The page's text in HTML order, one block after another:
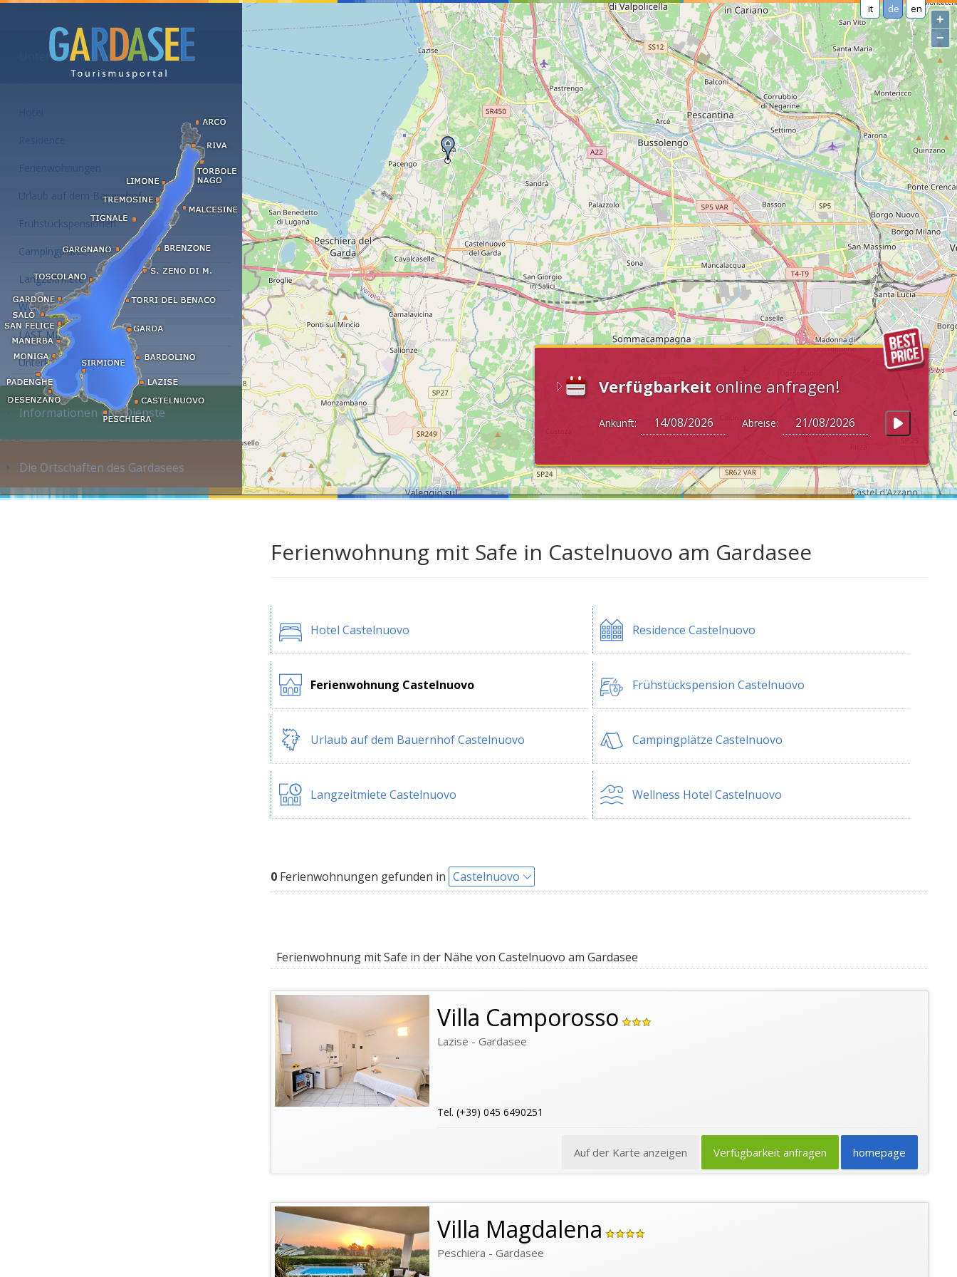
it de en
Verfügbarkeit online anfragen!
Ankunft: Abreise:
+
−
Unterkünfte am Gardasee
Ferienwohnungen
Urlaub auf dem Bauernhof
Frühstückspensionen
Campingplätze
Langzeitmiete
Wellness Hotel
LAST MINUTE
Unterkunft suchen...
Informationen und Dienste
Die Ortschaften des Gardasees
Ferienwohnung mit Safe in Castelnuovo am Gardasee
Hotel Castelnuovo Residence Castelnuovo
Ferienwohnung Castelnuovo Frühstückspension Castelnuovo
Urlaub auf dem Bauernhof Castelnuovo Campingplätze Castelnuovo
Langzeitmiete Castelnuovo Wellness Hotel Castelnuovo
0 Ferienwohnungen gefunden in Castelnuovo
Ferienwohnung mit Safe in der Nähe von Castelnuovo am Gardasee
Villa Camporosso
Lazise - Gardasee
Tel. (+39) 045 6490251
homepage
Verfügbarkeit anfragen
Auf der Karte anzeigen
Villa Magdalena
Peschiera - Gardasee